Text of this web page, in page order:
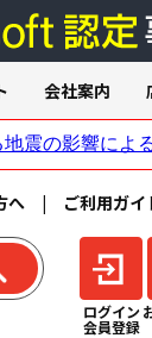
へ | ご利用ガイ
ログイン
会員登録
会社案内